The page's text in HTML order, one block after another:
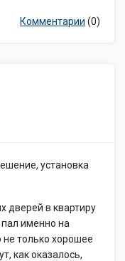
Комментарии (0)
установка
дверей в квартиру
именно на
не только хорошее
как оказалось,